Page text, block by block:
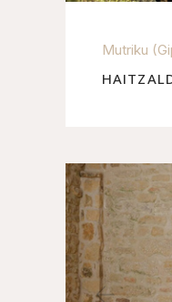
Mutriku